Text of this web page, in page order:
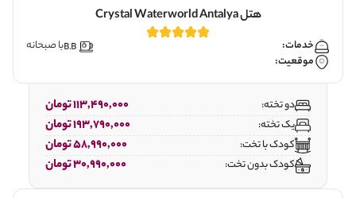
هتل Crystal Waterworld Antalya
خدمات:
با صبحانه
موقعیت:
دو تخته: 113,490,000 تومان
یک تخته: 193,790,000 تومان
کودک با تخت: 58,990,000 تومان
کودک بدون تخت: 30,990,000 تومان